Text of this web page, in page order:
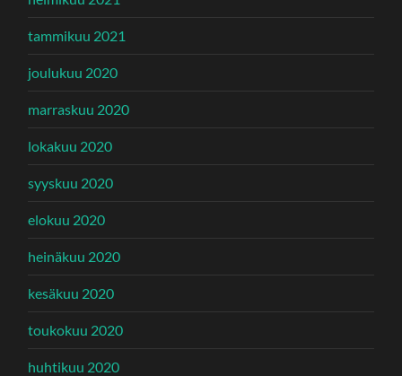
tammikuu 2021
joulukuu 2020
marraskuu 2020
lokakuu 2020
syyskuu 2020
elokuu 2020
heinäkuu 2020
kesäkuu 2020
toukokuu 2020
huhtikuu 2020